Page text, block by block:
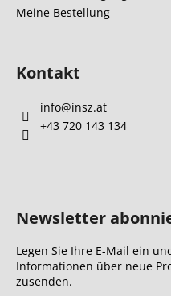
Meine Bestellung
Kontakt
info@insz.at
+43 720 143 134
Newsletter
Legen Sie Ihre E-Mail ein
Informationen über neue
zusenden.